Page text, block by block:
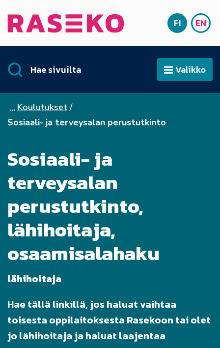
Etusivu SUOMI
FI EN
Hae sivuilta AvaaValikko
Koulutukset
Sosiaali- ja terveysalan perustutkinto
Sosiaali- ja
terveysalan
perustutkinto,
lähihoitaja,
osaamisalahaku
lähihoitaja
Hae tällä linkillä, jos haluat vaihtaa
toisesta oppilaitoksesta Rasekoon tai olet
jo lähihoitaja ja haluat laajentaa